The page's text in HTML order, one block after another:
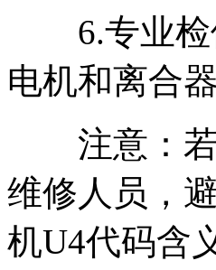
6.专业检
电机和离合器
注意：若
维修人员，
机U4代码含